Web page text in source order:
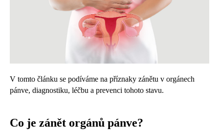
V tomto článku se podíváme na příznaky zánětu v orgánech
pánve, diagnostiku, léčbu a prevenci tohoto stavu.
Co je zánět orgánů pánve?